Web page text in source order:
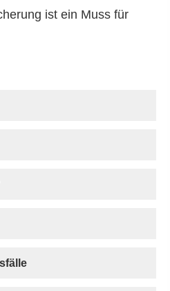
ist ein Muss für